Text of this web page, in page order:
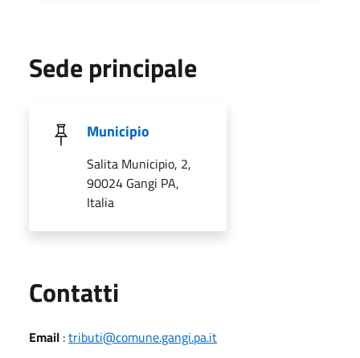
Sede principale
Municipio
Salita Municipio, 2,
90024 Gangi PA,
Italia
Contatti
Email :tributi@comune.gangi.pa.it